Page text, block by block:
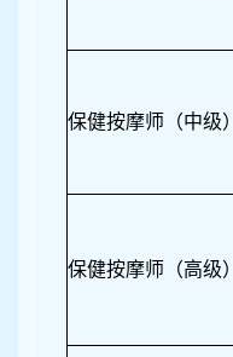
保健按摩师（中级）
保健按摩师（高级）